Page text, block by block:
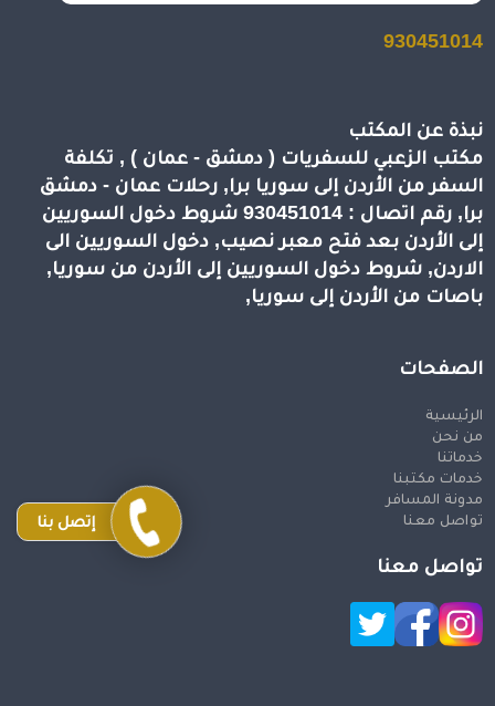
930451014
نبذة عن المكتب
مكتب الزعبي للسفريات ( دمشق - عمان ) , تكلفة
السفر من الأردن إلى سوريا برا, رحلات عمان - دمشق
برا, رقم اتصال : 930451014 شروط دخول السوريين
إلى الأردن بعد فتح معبر نصيب, دخول السوريين الى
الاردن, شروط دخول السوريين إلى الأردن من سوريا,
باصات من الأردن إلى سوريا,
الصفحات
الرئيسية
من نحن
خدماتنا
خدمات مكتبنا
مدونة المسافر
تواصل معنا
تواصل معنا
إتصل بنا